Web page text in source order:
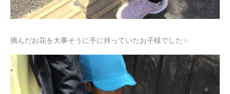
摘んだお花を大事そうに手に持っていたお子様でした✨